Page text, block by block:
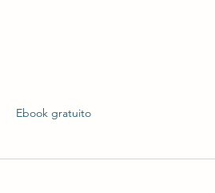
Ebook gratuito